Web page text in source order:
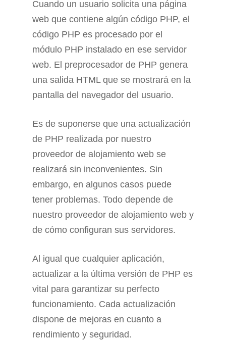
Cuando un usuario solicita una página
web que contiene algún código PHP, el
código PHP es procesado por el
módulo PHP instalado en ese servidor
web. El preprocesador de PHP genera
una salida HTML que se mostrará en la
pantalla del navegador del usuario.
Es de suponerse que una actualización
de PHP realizada por nuestro
proveedor de alojamiento web se
realizará sin inconvenientes. Sin
embargo, en algunos casos puede
tener problemas. Todo depende de
nuestro proveedor de alojamiento web y
de cómo configuran sus servidores.
Al igual que cualquier aplicación,
actualizar a la última versión de PHP es
vital para garantizar su perfecto
funcionamiento. Cada actualización
dispone de mejoras en cuanto a
rendimiento y seguridad.